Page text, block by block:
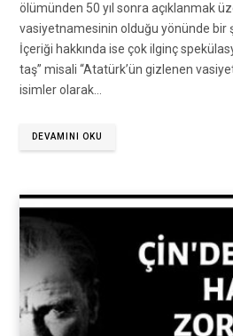
ölümünden 50 yıl sonra açıklanmak
vasiyetnamesinin olduğu yönünde bir
İçeriği hakkında ise çok ilginç
taş” misali “Atatürk’ün gizlenen
isimler olarak…
DEVAMINI OKU